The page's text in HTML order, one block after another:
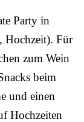
Party in
Hochzeit). Für
zum Wein
beim
und einen
Hochzeiten